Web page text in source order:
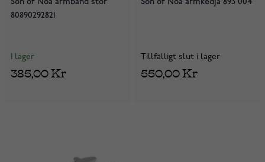
80890292821
I lager
385,00 Kr
Tillfälligt slut i lager
550,00 Kr